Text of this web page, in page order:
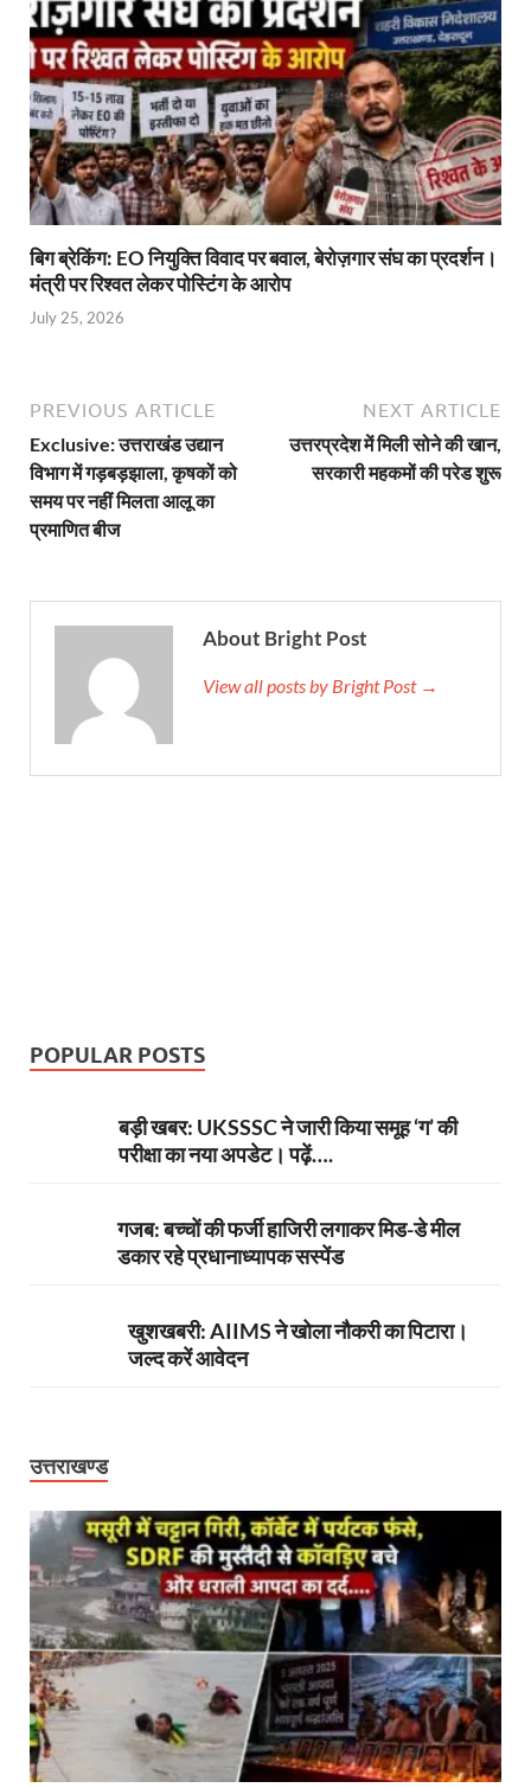
बिग ब्रेकिंग: EO नियुक्ति विवाद पर बवाल, बेरोज़गार संघ का प्रदर्शन।
मंत्री पर रिश्वत लेकर पोस्टिंग के आरोप
July 25, 2026
PREVIOUS ARTICLE
Exclusive: उत्तराखंड उद्यान
विभाग में गड़बड़झाला, कृषकों को
समय पर नहीं मिलता आलू का
प्रमाणित बीज
NEXT ARTICLE
उत्तरप्रदेश में मिली सोने की खान,
सरकारी महकमों की परेड शुरू
About Bright Post
View all posts by Bright Post →
POPULAR POSTS
बड़ी खबर: UKSSSC ने जारी किया समूह ‘ग’ की
परीक्षा का नया अपडेट। पढ़ें….
गजब: बच्चों की फर्जी हाजिरी लगाकर मिड-डे मील
डकार रहे प्रधानाध्यापक सस्पेंड
खुशखबरी: AIIMS ने खोला नौकरी का पिटारा।
जल्द करें आवेदन
उत्तराखण्ड